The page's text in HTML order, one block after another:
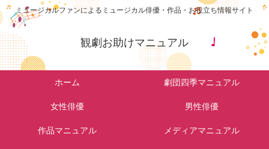
ミュージカルファンによるミュージカル俳優・作品・お役立ち情報サイト
観劇お助けマニュアル
ホーム 劇団四季マニュアル
女性俳優 男性俳優
作品マニュアル メディアマニュアル